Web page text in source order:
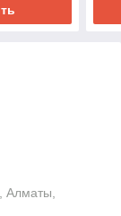
Алматы,